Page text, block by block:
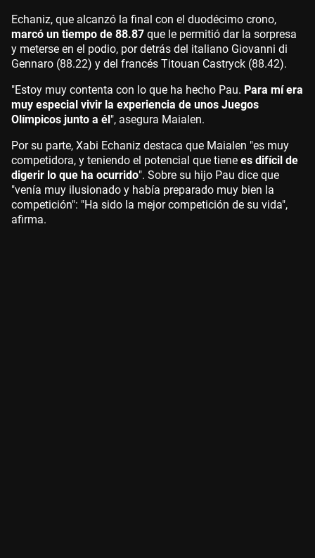
Echaniz, que alcanzó la final con el duodécimo crono,
marcó un tiempo de 88.87 que le permitió dar la sorpresa
y meterse en el podio, por detrás del italiano Giovanni di
Gennaro (88.22) y del francés Titouan Castryck (88.42).
"Estoy muy contenta con lo que ha hecho Pau. Para mí era
muy especial vivir la experiencia de unos Juegos
Olímpicos junto a él", asegura Maialen.
Por su parte, Xabi Echaniz destaca que Maialen "es muy
competidora, y teniendo el potencial que tiene es difícil de
digerir lo que ha ocurrido". Sobre su hijo Pau dice que
"venía muy ilusionado y había preparado muy bien la
competición": "Ha sido la mejor competición de su vida",
afirma.